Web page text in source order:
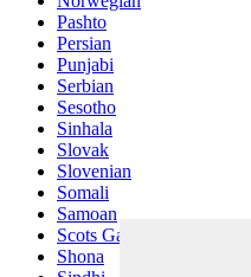
Pashto
Persian
Punjabi
Serbian
Sesotho
Sinhala
Slovak
Slovenian
Somali
Samoan
Scots Gaelic
Shona